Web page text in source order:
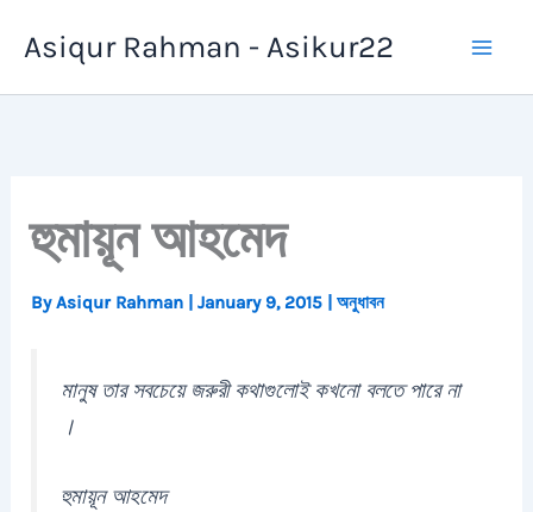
Asiqur Rahman - Asikur22
হুমায়ূন আহমেদ
ByAsiqur Rahman |January 9, 2015 |অনুধাবন
মানুষ তার সবচেয়ে জরুরী কথাগুলোই কখনো বলতে পারে না
।
হুমায়ূন আহমেদ